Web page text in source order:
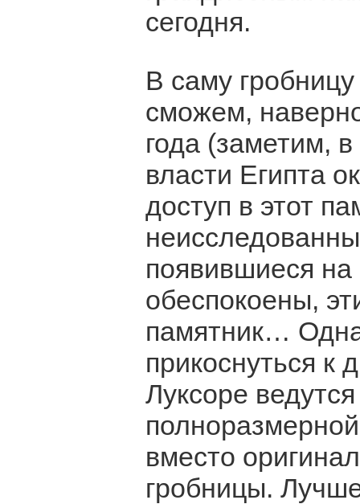
сегодня.
В саму
сможем,
года (заметим,
власти Египта
доступ в этот
появившиеся на
обеспокоены,
памятник…
прикоснуться к
Луксоре
вместо
гробницы.